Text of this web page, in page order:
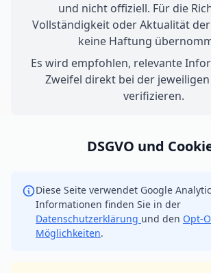
und nicht offiziell. Für die
Vollständigkeit oder Aktualität
keine Haftung
Es wird empfohlen, relevante
Zweifel direkt bei der jeweiligen
verifizieren.
DSGVO und
Diese Seite verwendet Google
Informationen finden Sie in der
Datenschutzerklärung und den Opt-
Möglichkeiten.